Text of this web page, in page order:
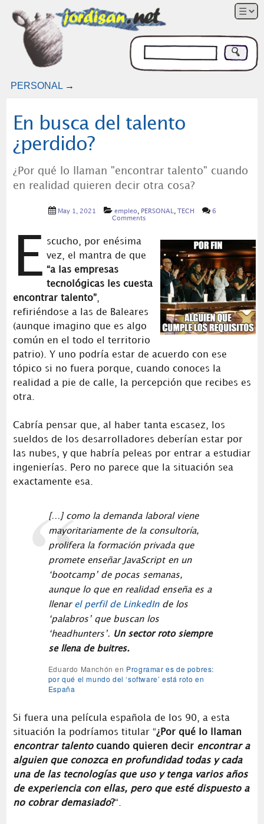
PERSONAL→
En busca del talento
¿perdido?
¿Por qué lo llaman "encontrar talento" cuando
en realidad quieren decir otra cosa?
May 1, 2021 empleo , PERSONAL, TECH
6
Comments
E scucho, por enésima
vez, el mantra de que
“a las empresas
tecnológicas les cuesta
encontrar talento”,
refiriéndose a las de Baleares
(aunque imagino que es algo
común en el todo el territorio
patrio). Y uno podría estar de acuerdo con ese
tópico si no fuera porque, cuando conoces la
realidad a pie de calle, la percepción que recibes es
otra.
Cabría pensar que, al haber tanta escasez, los
sueldos de los desarrolladores deberían estar por
las nubes, y que habría peleas por entrar a estudiar
ingenierías. Pero no parece que la situación sea
exactamente esa.
[…] como la demanda laboral viene
mayoritariamente de la consultoría,
prolifera la formación privada que
promete enseñar JavaScript en un
‘bootcamp’ de pocas semanas,
aunque lo que en realidad enseña es a
llenar el perfil de LinkedIn de los
‘palabros’ que buscan los
‘headhunters’. Un sector roto siempre
se llena de buitres.
Eduardo Manchón en Programar es de pobres:
por qué el mundo del ‘software’ está roto en
España
Si fuera una película española de los 90, a esta
situación la podríamos titular “¿Por qué lo llaman
encontrar talentocuando quieren decir encontrar a
alguien que conozca en profundidad todas y cada
una de las tecnologías que uso y tenga varios años
de experiencia con ellas, pero que esté dispuesto a
no cobrar demasiado?“.